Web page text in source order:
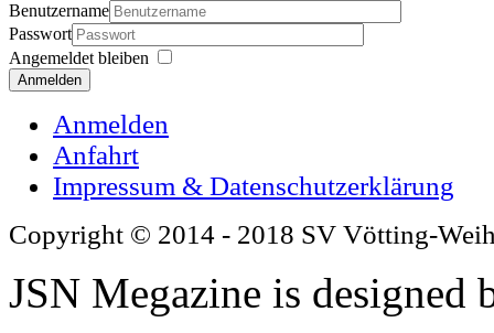
Benutzername
Passwort
Angemeldet bleiben
Anmelden
Anmelden
Anfahrt
Impressum & Datenschutzerklärung
Copyright © 2014 - 2018 SV Vötting-
JSN Megazine is designed